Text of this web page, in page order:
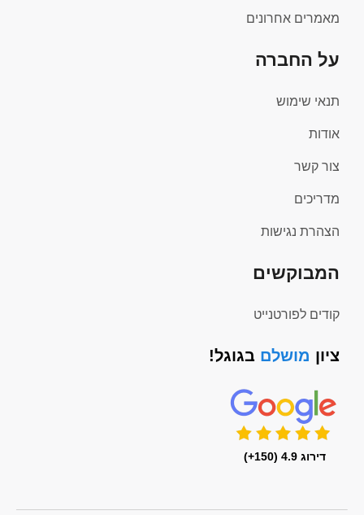
מאמרים אחרונים
על החברה
תנאי שימוש
אודות
צור קשר
מדריכים
הצהרת נגישות
המבוקשים
קודים לפורטנייט
ציון מושלם בגוגל!
דירוג 4.9 (150+)